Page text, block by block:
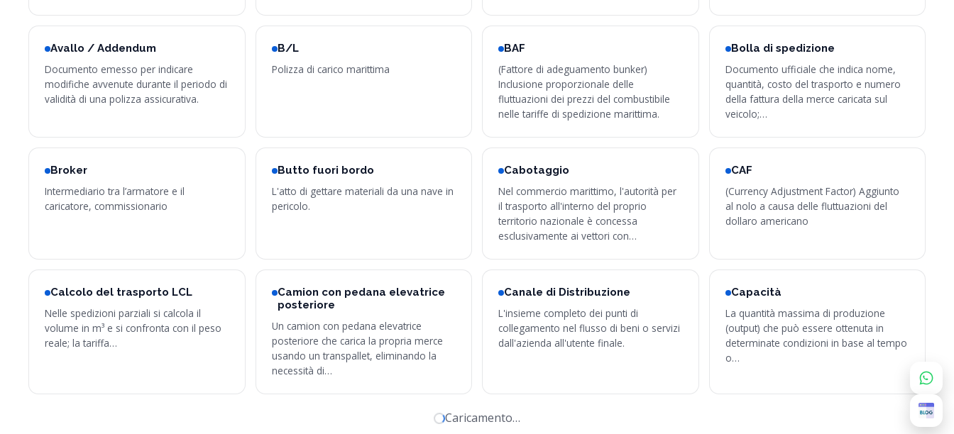
Avallo / Addendum
Documento emesso per indicare
modifiche avvenute durante il periodo di
validità di una polizza assicurativa.
B/L
Polizza di carico marittima
BAF
(Fattore di adeguamento bunker)
Inclusione proporzionale delle
fluttuazioni dei prezzi del combustibile
nelle tariffe di spedizione marittima.
Bolla di spedizione
Documento ufficiale che indica nome,
quantità, costo del trasporto e numero
della fattura della merce caricata sul
veicolo;…
Broker
Intermediario tra l’armatore e il
caricatore, commissionario
Butto fuori bordo
L'atto di gettare materiali da una nave in
pericolo.
Cabotaggio
Nel commercio marittimo, l'autorità per
il trasporto all'interno del proprio
territorio nazionale è concessa
esclusivamente ai vettori con…
CAF
(Currency Adjustment Factor) Aggiunto
al nolo a causa delle fluttuazioni del
dollaro americano
Calcolo del trasporto LCL
Nelle spedizioni parziali si calcola il
volume in m³ e si confronta con il peso
reale; la tariffa…
Camion con pedana elevatrice
posteriore
Un camion con pedana elevatrice
posteriore che carica la propria merce
usando un transpallet, eliminando la
necessità di…
Canale di Distribuzione
L'insieme completo dei punti di
collegamento nel flusso di beni o servizi
dall'azienda all'utente finale.
Capacità
La quantità massima di produzione
(output) che può essere ottenuta in
determinate condizioni in base al tempo
o…
Caricamento…